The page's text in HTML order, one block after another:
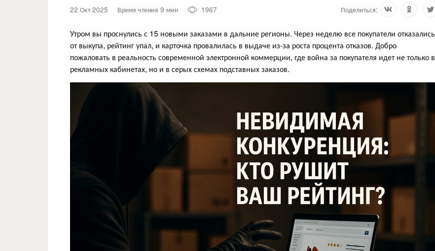
22 Окт 2025 Время чтения 9 мин 1967 Поделиться:
Утром вы проснулись с 15 новыми заказами в дальние регионы. Через неделю все покупатели отказались
от выкупа, рейтинг упал, и карточка провалилась в выдаче из-за роста процента отказов. Добро
пожаловать в реальность современной электронной коммерции, где война за покупателя идет не только в
рекламных кабинетах, но и в серых схемах подставных заказов.